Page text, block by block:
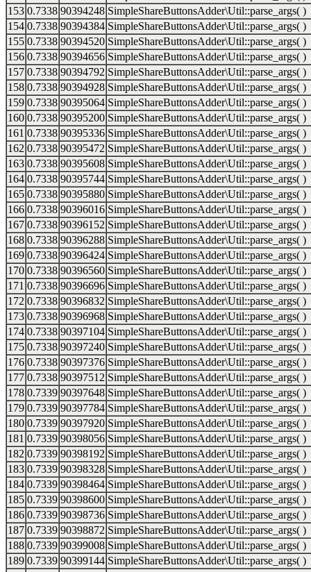
153 0.7338 90394248 SimpleShareButtonsAdder\Util::parse_args( )
154 0.7338 90394384 SimpleShareButtonsAdder\Util::parse_args( )
155 0.7338 90394520 SimpleShareButtonsAdder\Util::parse_args( )
156 0.7338 90394656 SimpleShareButtonsAdder\Util::parse_args( )
157 0.7338 90394792 SimpleShareButtonsAdder\Util::parse_args( )
158 0.7338 90394928 SimpleShareButtonsAdder\Util::parse_args( )
159 0.7338 90395064 SimpleShareButtonsAdder\Util::parse_args( )
160 0.7338 90395200 SimpleShareButtonsAdder\Util::parse_args( )
161 0.7338 90395336 SimpleShareButtonsAdder\Util::parse_args( )
162 0.7338 90395472 SimpleShareButtonsAdder\Util::parse_args( )
163 0.7338 90395608 SimpleShareButtonsAdder\Util::parse_args( )
164 0.7338 90395744 SimpleShareButtonsAdder\Util::parse_args( )
165 0.7338 90395880 SimpleShareButtonsAdder\Util::parse_args( )
166 0.7338 90396016 SimpleShareButtonsAdder\Util::parse_args( )
167 0.7338 90396152 SimpleShareButtonsAdder\Util::parse_args( )
168 0.7338 90396288 SimpleShareButtonsAdder\Util::parse_args( )
169 0.7338 90396424 SimpleShareButtonsAdder\Util::parse_args( )
170 0.7338 90396560 SimpleShareButtonsAdder\Util::parse_args( )
171 0.7338 90396696 SimpleShareButtonsAdder\Util::parse_args( )
172 0.7338 90396832 SimpleShareButtonsAdder\Util::parse_args( )
173 0.7338 90396968 SimpleShareButtonsAdder\Util::parse_args( )
174 0.7338 90397104 SimpleShareButtonsAdder\Util::parse_args( )
175 0.7338 90397240 SimpleShareButtonsAdder\Util::parse_args( )
176 0.7338 90397376 SimpleShareButtonsAdder\Util::parse_args( )
177 0.7338 90397512 SimpleShareButtonsAdder\Util::parse_args( )
178 0.7339 90397648 SimpleShareButtonsAdder\Util::parse_args( )
179 0.7339 90397784 SimpleShareButtonsAdder\Util::parse_args( )
180 0.7339 90397920 SimpleShareButtonsAdder\Util::parse_args( )
181 0.7339 90398056 SimpleShareButtonsAdder\Util::parse_args( )
182 0.7339 90398192 SimpleShareButtonsAdder\Util::parse_args( )
183 0.7339 90398328 SimpleShareButtonsAdder\Util::parse_args( )
184 0.7339 90398464 SimpleShareButtonsAdder\Util::parse_args( )
185 0.7339 90398600 SimpleShareButtonsAdder\Util::parse_args( )
186 0.7339 90398736 SimpleShareButtonsAdder\Util::parse_args( )
187 0.7339 90398872 SimpleShareButtonsAdder\Util::parse_args( )
188 0.7339 90399008 SimpleShareButtonsAdder\Util::parse_args( )
189 0.7339 90399144 SimpleShareButtonsAdder\Util::parse_args( )